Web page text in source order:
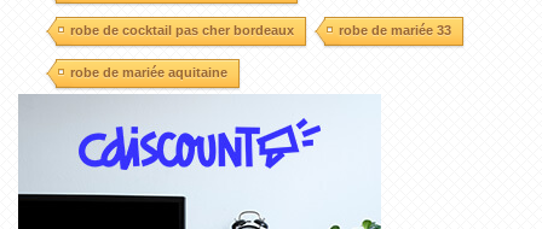
robe de cocktail pas cher bordeaux robe de mariée 33
robe de mariée aquitaine